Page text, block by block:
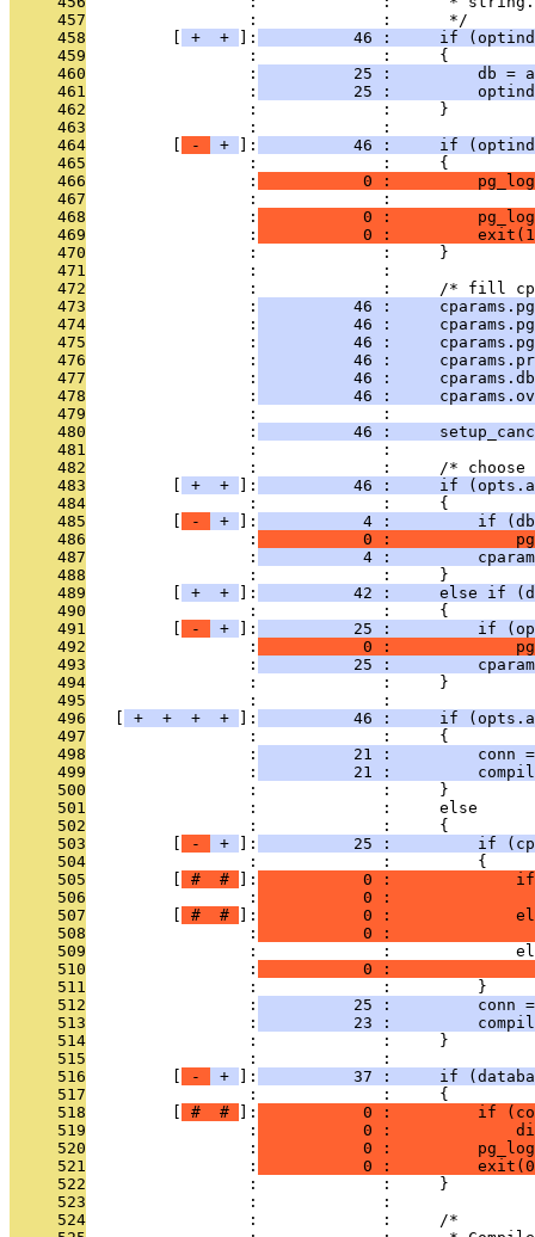
     457
                 :             :      */
     458
+ + ]:
46 :     if
     459
                 :             :     {
     460
                 :
25 :         db =
     461
                 :
25 :
     462
                 :             :     }
     463
                 :             :
     464
- + ]:
46 :     if
     465
                 :             :     {
     466
                 :
0 :
     467
:             :
     468
                 :
0 :
     469
                 :
0 :
     470
                 :             :     }
     471
                 :             :
     472
:             :     /* fill
     473
                 :
46 :
     474
                 :
46 :
     475
                 :
46 :
     476
                 :
46 :
     477
                 :
46 :
     478
                 :
46 :
     479
                 :             :
     480
                 :
46 :
     481
                 :             :
     482
:             :     /*
     483
+ + ]:
46 :     if
     484
                 :             :     {
     485
- + ]:
4 :         if
     486
                 :
0 :
     487
                 :
4 :
     488
                 :             :     }
     489
+ + ]:
42 :     else if
     490
                 :             :     {
     491
- + ]:
25 :         if
     492
                 :
0 :
     493
                 :
25 :
     494
                 :             :     }
     495
                 :             :
     496
+ + + + ]:
46 :     if
     497
                 :             :     {
     498
                 :
21 :         conn
     499
                 :
21 :
     500
                 :             :     }
     501
                 :             :     else
     502
                 :             :     {
     503
- + ]:
25 :         if
     504
                 :             :         {
     505
# # ]:
0 :
     506
                 :
0 :
     507
# # ]:
0 :
     508
                 :
0 :
     509
:             :
     510
                 :
0 :
     511
                 :             :         }
     512
                 :
25 :         conn
     513
                 :
23 :
     514
                 :             :     }
     515
                 :             :
     516
- + ]:
37 :     if
     517
                 :             :     {
     518
# # ]:
0 :         if
     519
                 :
0 :
     520
                 :
0 :
     521
                 :
0 :
     522
                 :             :     }
     523
                 :             :
     524
                 :             :     /*